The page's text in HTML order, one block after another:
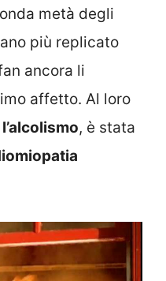
metà degli
più replicato
ancora li
affetto. Al loro
l’alcolismo, è stata